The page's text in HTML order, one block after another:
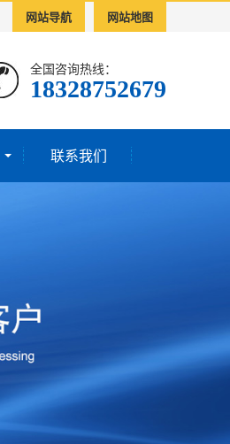
网站导航 网站地图
全国咨询热线：
18328752679‬
联系我们